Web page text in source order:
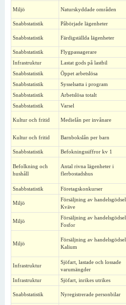
Miljö Naturskyddade områden
Snabbstatistik Påbörjade lägenheter
Snabbstatistik Färdigställda lägenheter
Snabbstatistik Flygpassagerare
Infrastruktur
Lastat gods på lastbil
Snabbstatistik
Öppet arbetslösa
Snabbstatistik
Sysselsatta i program
Snabbstatistik
Arbetslösa totalt
Snabbstatistik
Varsel
Kultur och fritid Medielån per invånare
Kultur och fritid Barnbokslån per barn
Snabbstatistik Befokningssiffror kv 1
Befolkning och
hushåll
Antal rivna lägenheter i
flerbostadshus
Snabbstatistik Företagskonkurser
Miljö
Försäljning av handelsgödsel,
Kväve
Miljö
Försäljning av handelsgödsel,
Fosfor
Miljö
Försäljning av handelsgödsel,
Kalium
Infrastruktur
Sjöfart, lastade och lossade
varumängder
Infrastruktur Sjöfart, inrikes utrikes
Snabbstatistik Nyregistrerade personbilar